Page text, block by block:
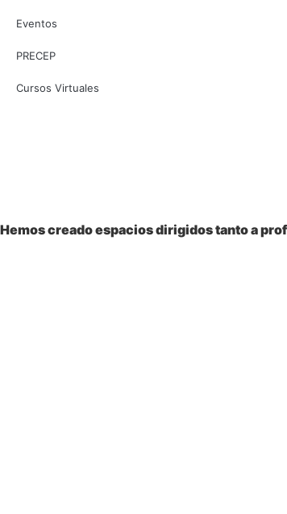
Eventos
PRECEP
Cursos Virtuales
Hemos creado espacios dirigidos tanto a